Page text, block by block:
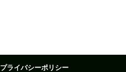
プライバシーポリシー